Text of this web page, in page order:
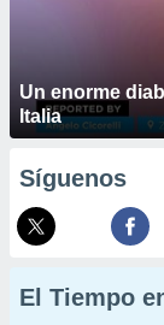
Un enorme
Italia
Síguenos
El Tiempo